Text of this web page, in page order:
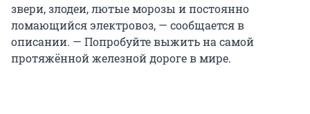
звери, злодеи, лютые морозы и постоянно
ломающийся электровоз, — сообщается в
описании. — Попробуйте выжить на самой
протяжённой железной дороге в мире.